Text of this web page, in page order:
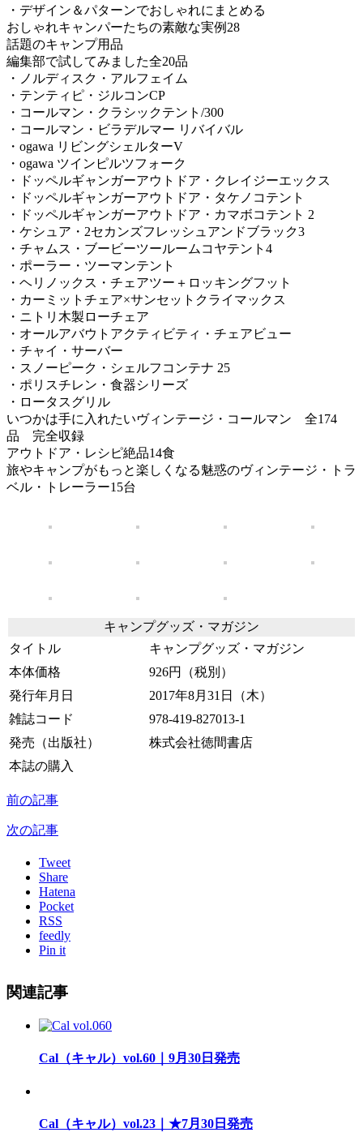
・デザイン＆パターンでおしゃれにまとめる
おしゃれキャンパーたちの素敵な実例28
話題のキャンプ用品
編集部で試してみました全20品
・ノルディスク・アルフェイム
・テンティピ・ジルコンCP
・コールマン・クラシックテント/300
・コールマン・ビラデルマー リバイバル
・ogawa リビングシェルターV
・ogawa ツインピルツフォーク
・ドッペルギャンガーアウトドア・クレイジーエックス
・ドッペルギャンガーアウトドア・タケノコテント
・ドッペルギャンガーアウトドア・カマボコテント 2
・ケシュア・2セカンズフレッシュアンドブラック3
・チャムス・ブービーツールームコヤテント4
・ポーラー・ツーマンテント
・ヘリノックス・チェアツー＋ロッキングフット
・カーミットチェア×サンセットクライマックス
・ニトリ木製ローチェア
・オールアバウトアクティビティ・チェアビュー
・チャイ・サーバー
・スノーピーク・シェルフコンテナ 25
・ポリスチレン・食器シリーズ
・ロータスグリル
いつかは手に入れたいヴィンテージ・コールマン 全174
品 完全収録
アウトドア・レシピ絶品14食
旅やキャンプがもっと楽しくなる魅惑のヴィンテージ・トラ
ベル・トレーラー15台
キャンプグッズ・マガジン
タイトル
キャンプグッズ・マガジン
本体価格
926円（税別）
発行年月日
2017年8月31日（木）
雑誌コード
978-419-827013-1
発売（出版社）
株式会社徳間書店
本誌の購入
前の記事
次の記事
Tweet
Share
Hatena
Pocket
RSS
feedly
Pin it
関連記事
Cal（キャル）vol.60｜9月30日発売
Cal（キャル）vol.23｜★7月30日発売